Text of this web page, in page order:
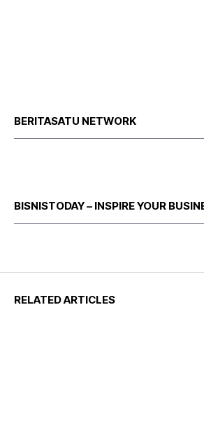
BERITASATU NETWORK
BISNISTODAY – INSPIRE YOUR
RELATED ARTICLES